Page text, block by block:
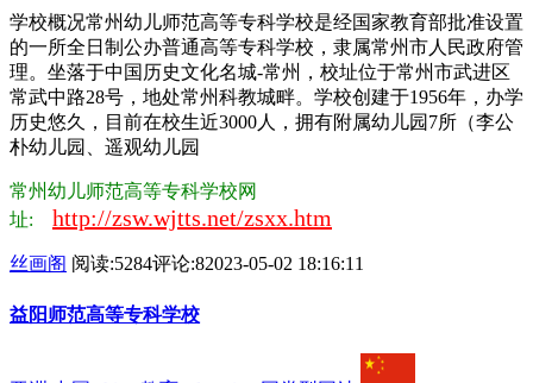
学校概况常州幼儿师范高等专科学校是经国家教育部批准设置
的一所全日制公办普通高等专科学校，隶属常州市人民政府管
理。坐落于中国历史文化名城-常州，校址位于常州市武进区
常武中路28号，地处常州科教城畔。学校创建于1956年，办学
历史悠久，目前在校生近3000人，拥有附属幼儿园7所（李公
朴幼儿园、遥观幼儿园
常州幼儿师范高等专科学校网
址: http://zsw.wjtts.net/zsxx.htm
丝画阁 阅读:5284评论:82023-05-02 18:16:11
益阳师范高等专科学校